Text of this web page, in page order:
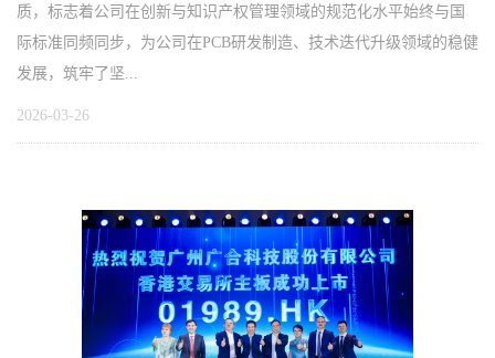
质，标志着公司在创新与知识产权管理领域的规范化水平始终与国
际标准同频同步，为公司在PCB研发制造、技术迭代升级领域的稳健
发展，筑牢了坚...
2026-03-26